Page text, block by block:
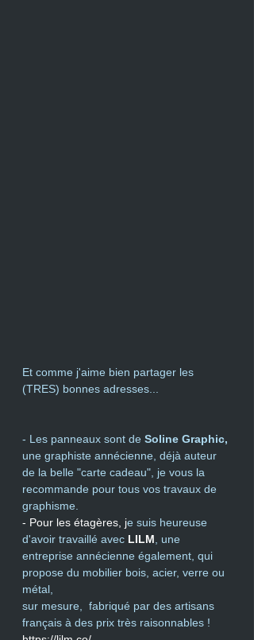
Et comme j'aime bien partager les
(TRES) bonnes adresses...
- Les panneaux sont de Soline Graphic,
une graphiste annécienne, déjà auteur
de la belle "carte cadeau", je vous la
recommande pour tous vos travaux de
graphisme.
- Pour les étagères, je suis heureuse
d'avoir travaillé avec LILM, une
entreprise annécienne également, qui
propose du mobilier bois, acier, verre ou
métal,
sur mesure,  fabriqué par des artisans
français à des prix très raisonnables !